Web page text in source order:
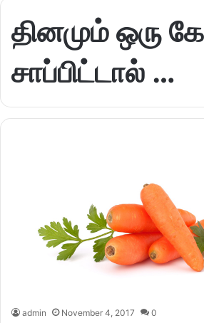
தினமும் ஒரு
சாப்பிட்டால் …
admin November 4, 2017 0